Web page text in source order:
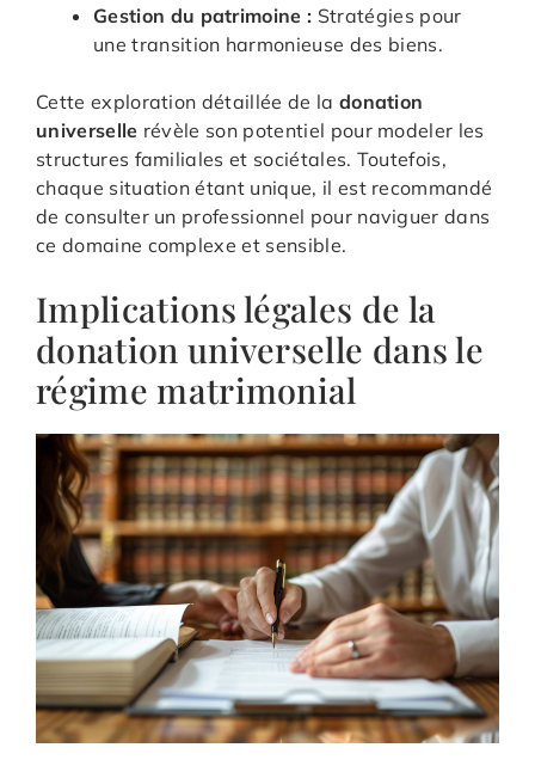
Gestion du patrimoine : Stratégies pour
une transition harmonieuse des biens.
Cette exploration détaillée de la donation
universelle révèle son potentiel pour modeler les
structures familiales et sociétales. Toutefois,
chaque situation étant unique, il est recommandé
de consulter un professionnel pour naviguer dans
ce domaine complexe et sensible.
Implications légales de la
donation universelle dans le
régime matrimonial